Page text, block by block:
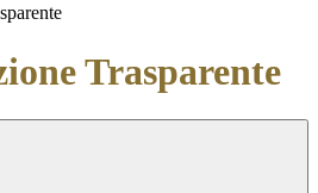
Trasparente